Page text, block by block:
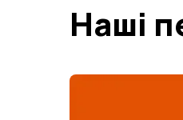
Наші